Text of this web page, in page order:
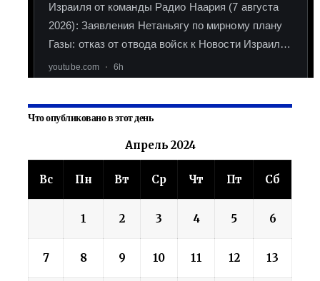
Что опубликовано в этот день
Апрель 2024
Вс Пн Вт Ср Чт Пт Сб
1 2 3 4 5 6
7 8 9 10 11 12 13